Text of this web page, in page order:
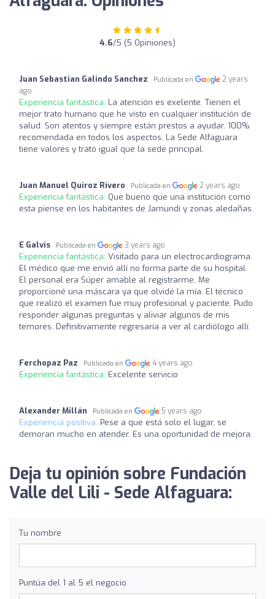
4.6/5 (5 Opiniones)
Juan Sebastian Galindo Sanchez Publicada en
2 years
ago
Experiencia fantástica: La atención es exelente. Tienen el
mejor trato humano que he visto en cualquier institución de
salud. Son atentos y siempre están prestos a ayudar. 100%
recomendada en todos los aspectos. La Sede Alfaguara
tiene valores y trato igual que la sede principal.
Juan Manuel Quiroz Rivero Publicada en 2 years ago
Experiencia fantástica: Que bueno que una institución como
esta piense en los habitantes de Jamundi y zonas aledañas.
E Galvis Publicada en 3 years ago
Experiencia fantástica: Visitado para un electrocardiograma.
El médico que me envió allí no forma parte de su hospital.
El personal era Súper amable al registrarme. Me
proporcioné una máscara ya que olvidé la mía. El técnico
que realizó el examen fue muy profesional y paciente. Pudo
responder algunas preguntas y aliviar algunos de mis
temores. Definitivamente regresaría a ver al cardiólogo allí.
Ferchopaz Paz Publicada en 4 years ago
Experiencia fantástica: Excelente servicio
Alexander Millán Publicada en 5 years ago
Experiencia positiva: Pese a que está solo el lugar, se
demoran mucho en atender. Es una oportunidad de mejora.
Deja tu opinión sobre Fundación
Valle del Lili - Sede Alfaguara:
Tu nombre
Puntúa del 1 al 5 el negocio